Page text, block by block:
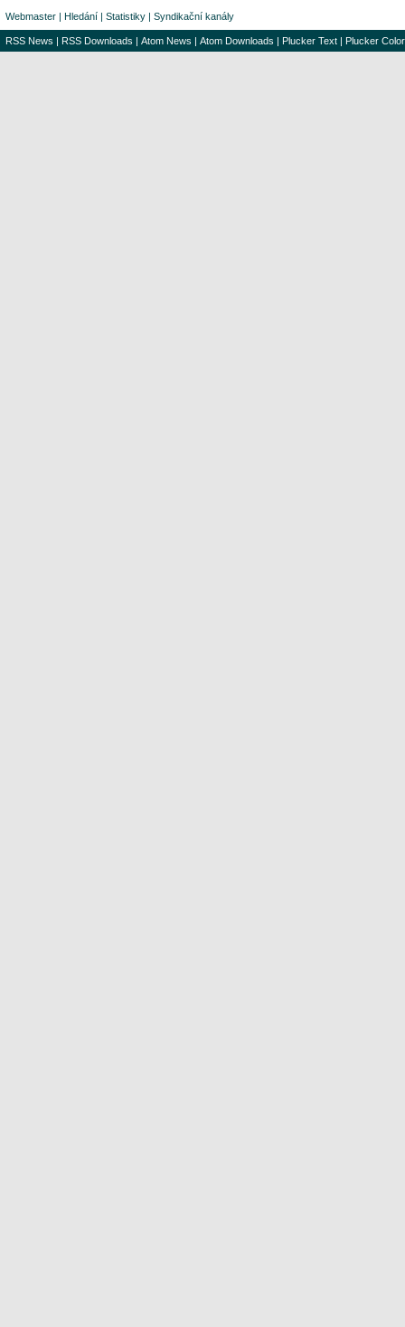
Webmaster | Hledání | Statistiky | Syndikační kanály
RSS News | RSS Downloads | Atom News | Atom Downloads | Plucker Text | Plucker Color